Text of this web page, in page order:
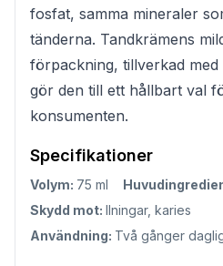
fosfat, samma mineraler
tänderna. Tandkrämens
förpackning, tillverkad med
gör den till ett hållbart val
konsumenten.
Specifikationer
Volym: 75 ml
Skydd mot: Ilningar, karies
Användning: Två gånger